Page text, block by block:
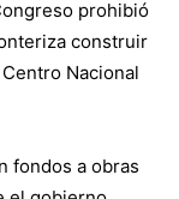
prohibió
construir
Nacional
fondos a obras